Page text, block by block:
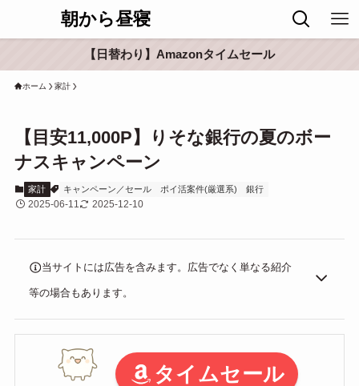
朝から昼寝
【日替わり】Amazonタイムセール
ホーム 家計
【目安11,000P】りそな銀行の夏のボー
ナスキャンペーン
家計 キャンペーン／セール ポイ活案件(厳選系) 銀行
2025-06-11 2025-12-10
当サイトには広告を含みます。広告でなく単なる紹介
等の場合もあります。
タイムセール